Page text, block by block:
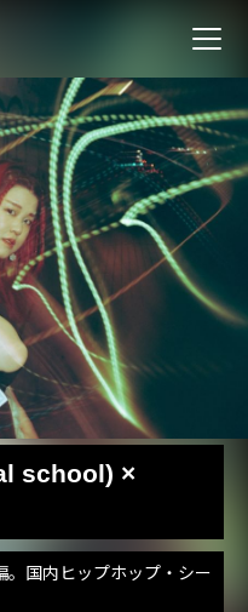
school) ×
。国内ヒップホップ・シー